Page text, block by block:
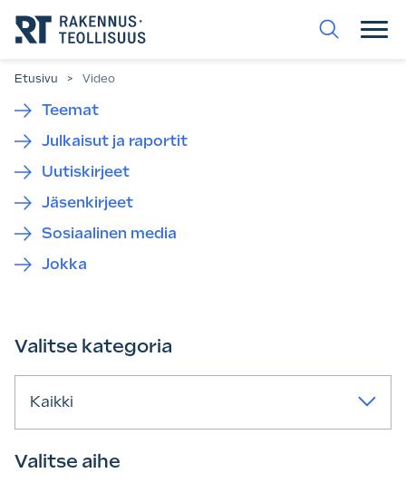
suoraan
sisältöön.
Etusivu > Video
Teemat
Julkaisut ja raportit
Uutiskirjeet
Jäsenkirjeet
Sosiaalinen media
Jokka
Valitse kategoria
Kaikki
Valitse aihe